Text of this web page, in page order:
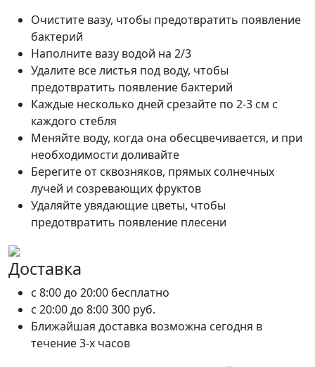
Очистите вазу, чтобы предотвратить появление
бактерий
Наполните вазу водой на 2/3
Удалите все листья под воду, чтобы
предотвратить появление бактерий
Каждые несколько дней срезайте по 2-3 см с
каждого стебля
Меняйте воду, когда она обесцвечивается, и при
необходимости доливайте
Берегите от сквозняков, прямых солнечных
лучей и созревающих фруктов
Удаляйте увядающие цветы, чтобы
предотвратить появление плесени
Доставка
c 8:00 до 20:00 бесплатно
c 20:00 до 8:00300 руб.
Ближайшая доставка возможна сегодня в
течение 3-х часов